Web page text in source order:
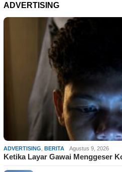
ADVERTISING
ADVERTISING BERITA Agustus 9, 2026
Ketika Layar Gawai Menggeser